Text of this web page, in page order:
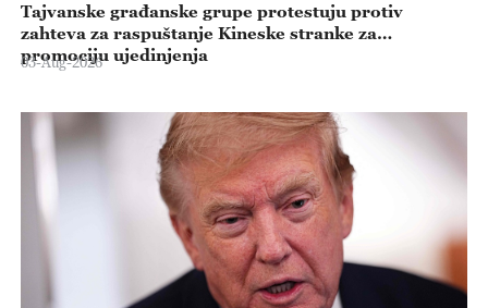
Tajvanske građanske grupe protestuju protiv
zahteva za raspuštanje Kineske stranke za
promociju ujedinjenja
03-Aug-2026